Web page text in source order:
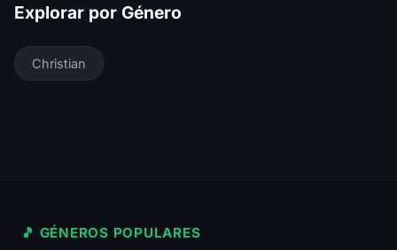
Explorar por Género
Christian
🎵 GÉNEROS POPULARES